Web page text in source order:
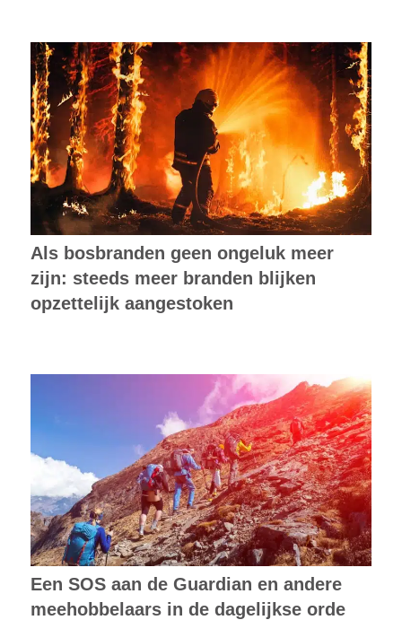
Als bosbranden geen ongeluk meer
zijn: steeds meer branden blijken
opzettelijk aangestoken
Een SOS aan de Guardian en andere
meehobbelaars in de dagelijkse orde